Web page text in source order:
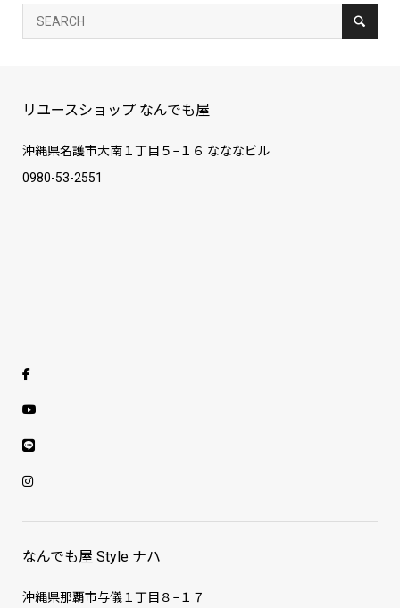
リユースショップ なんでも屋
沖縄県名護市大南１丁目５−１６ なななビル
0980-53-2551
なんでも屋 Style ナハ
沖縄県那覇市与儀１丁目８−１７